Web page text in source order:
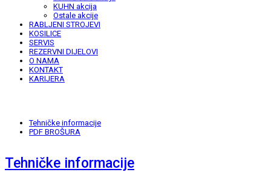
KUHN akcija
Ostale akcije
RABLJENI STROJEVI
KOSILICE
SERVIS
REZERVNI DIJELOVI
O NAMA
KONTAKT
KARIJERA
Tehničke informacije
PDF BROŠURA
Tehničke informacije